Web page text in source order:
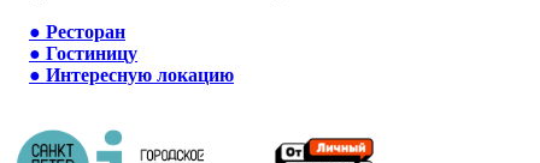
● Ресторан
● Гостиницу
● Интересную локацию